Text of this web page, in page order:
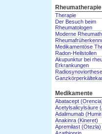
Rheumatherapie
Therapie
Der Besuch beim
Rheumatologen
Moderne
Medikamentöse
Radon-Heilstollen
Akupunktur bei
Erkrankungen
Radiosynoviorthese
Medikamente
Abatacept
Acetylsalicylsäure
Adalimumab
Anakinra (Kineret)
Apremilast (Otezla)